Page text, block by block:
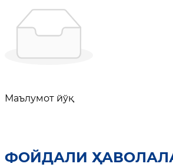
Маълумот йўқ
ФОЙДАЛИ